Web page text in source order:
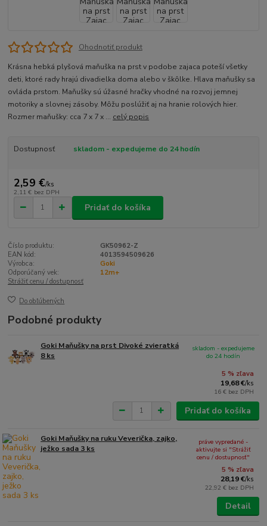
Ohodnotiť produkt
Krásna hebká plyšová maňuška na prst v podobe zajaca poteší všetky
deti, ktoré rady hrajú divadielka doma alebo v škôlke. Hlava maňušky sa
ovláda prstom. Maňušky sú úžasné hračky vhodné na rozvoj jemnej
motoriky a slovnej zásoby. Môžu poslúžiť aj na hranie rolových hier.
Rozmer maňušky: cca 7 x 7 x ... celý popis
Dostupnosť skladom - expedujeme do 24 hodín
2,59 €/ks
2,11 € bez DPH
Pridať do košíka
Číslo produktu:
GK50962-Z
EAN kód:
4013594509626
Výrobca:
Goki
Odporúčaný vek:
12m+
Strážiť cenu / dostupnosť
Do obľúbených
Podobné produkty
Goki Maňušky na prst Divoké zvieratká
8 ks
5 % zľava
19,68 €/ks
16 € bez DPH
skladom - expedujeme
do 24 hodín
Pridať do košíka
Goki Maňušky na ruku Veverička, zajko,
ježko sada 3 ks
5 % zľava
28,19 €/ks
22,92 € bez DPH
práve vypredané -
aktivujte si "Strážiť
cenu / dostupnosť"
Detail